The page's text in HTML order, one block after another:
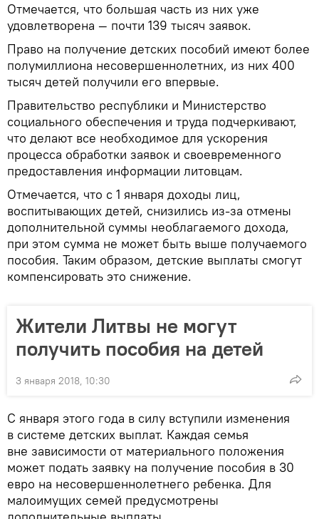
Отмечается, что большая часть из них уже
удовлетворена — почти 139 тысяч заявок.
Право на получение детских пособий имеют более
полумиллиона несовершеннолетних, из них 400
тысяч детей получили его впервые.
Правительство республики и Министерство
социального обеспечения и труда подчеркивают,
что делают все необходимое для ускорения
процесса обработки заявок и своевременного
предоставления информации литовцам.
Отмечается, что с 1 января доходы лиц,
воспитывающих детей, снизились из-за отмены
дополнительной суммы необлагаемого дохода,
при этом сумма не может быть выше получаемого
пособия. Таким образом, детские выплаты смогут
компенсировать это снижение.
Жители Литвы не могут
получить пособия на детей
3 января 2018, 10:30
С января этого года в силу вступили изменения
в системе детских выплат. Каждая семья
вне зависимости от материального положения
может подать заявку на получение пособия в 30
евро на несовершеннолетнего ребенка. Для
малоимущих семей предусмотрены